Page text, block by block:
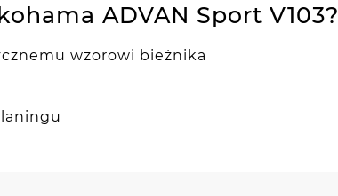
ADVAN Sport V103?
wzorowi bieżnika